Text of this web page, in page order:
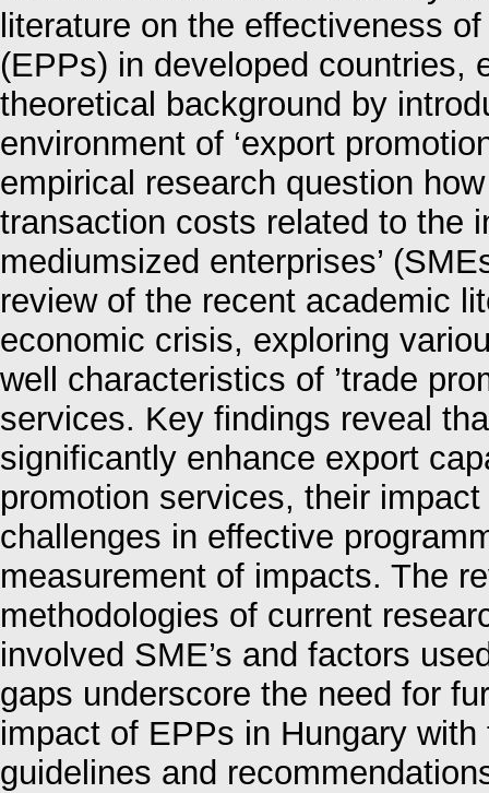
literature on the effectiveness
(EPPs) in developed countries,
theoretical background by
environment of ‘export
empirical research question
transaction costs related to the
mediumsized enterprises’
review of the recent academic
economic crisis, exploring
well characteristics of ’trade
services. Key findings reveal
significantly enhance export
promotion services, their
challenges in effective
measurement of impacts. The
methodologies of current
involved SME’s and factors
gaps underscore the need for
impact of EPPs in Hungary
guidelines and